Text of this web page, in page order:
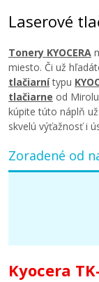
Laserové
Tonery KYOCERA
miesto. Či už
tlačiarnítypu
tlačiarne od
kúpite túto náplň
skvelú výťažnosť i
Zoradené od
Kyocera